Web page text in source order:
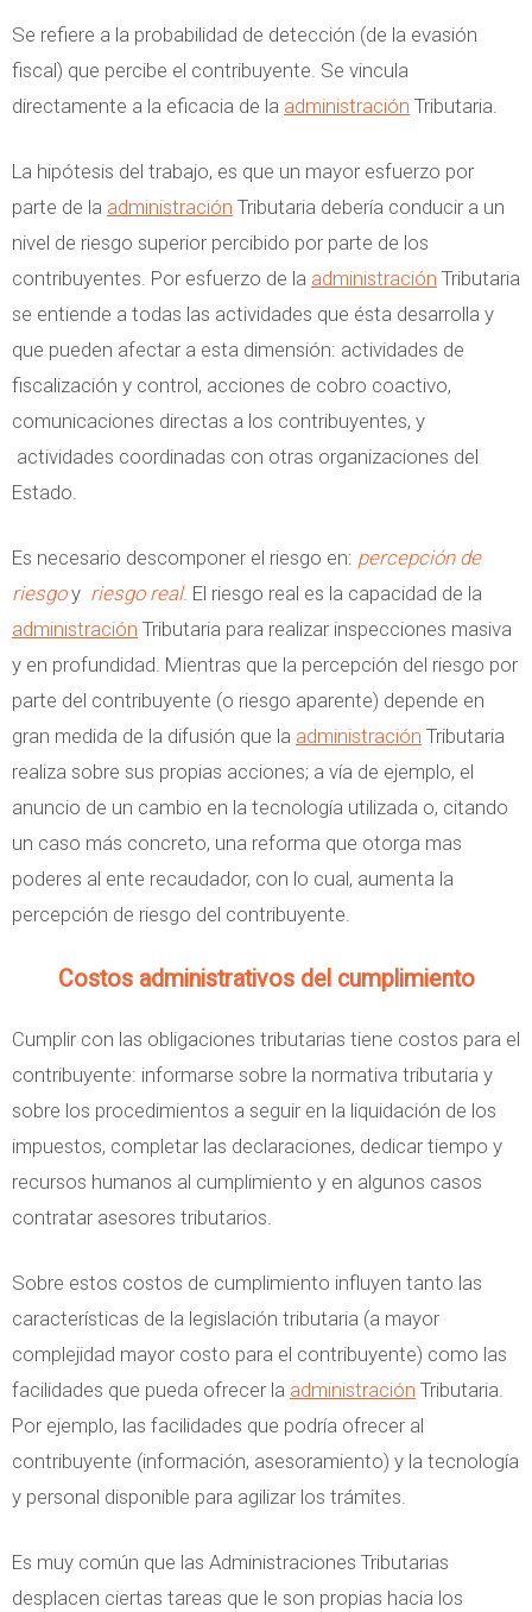
Se refiere a la probabilidad de detección (de la evasión
fiscal) que percibe el contribuyente. Se vincula
directamente a la eficacia de la administración Tributaria.
La hipótesis del trabajo, es que un mayor esfuerzo por
parte de la administración Tributaria debería conducir a un
nivel de riesgo superior percibido por parte de los
contribuyentes. Por esfuerzo de la administración Tributaria
se entiende a todas las actividades que ésta desarrolla y
que pueden afectar a esta dimensión: actividades de
fiscalización y control, acciones de cobro coactivo,
comunicaciones directas a los contribuyentes, y
actividades coordinadas con otras organizaciones del
Estado.
Es necesario descomponer el riesgo en: percepción de
riesgoy riesgo real. El riesgo real es la capacidad de la
administración Tributaria para realizar inspecciones masiva
y en profundidad. Mientras que la percepción del riesgo por
parte del contribuyente (o riesgo aparente) depende en
gran medida de la difusión que la administración Tributaria
realiza sobre sus propias acciones; a vía de ejemplo, el
anuncio de un cambio en la tecnología utilizada o, citando
un caso más concreto, una reforma que otorga mas
poderes al ente recaudador, con lo cual, aumenta la
percepción de riesgo del contribuyente.
Costos administrativos del cumplimiento
Cumplir con las obligaciones tributarias tiene costos para el
contribuyente: informarse sobre la normativa tributaria y
sobre los procedimientos a seguir en la liquidación de los
impuestos, completar las declaraciones, dedicar tiempo y
recursos humanos al cumplimiento y en algunos casos
contratar asesores tributarios.
Sobre estos costos de cumplimiento influyen tanto las
características de la legislación tributaria (a mayor
complejidad mayor costo para el contribuyente) como las
facilidades que pueda ofrecer la administración Tributaria.
Por ejemplo, las facilidades que podría ofrecer al
contribuyente (información, asesoramiento) y la tecnología
y personal disponible para agilizar los trámites.
Es muy común que las Administraciones Tributarias
desplacen ciertas tareas que le son propias hacia los